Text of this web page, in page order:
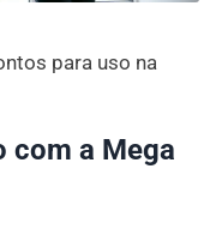
para uso na
com a Mega